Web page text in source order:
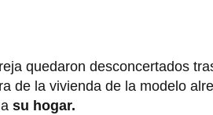
quedaron desconcertados
de la vivienda de la modelo
su hogar.